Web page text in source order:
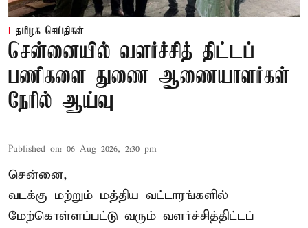
தமிழக செய்திகள்
சென்னையில் வளர்ச்சித் திட்டப்
பணிகளை துணை ஆணையாளர்கள்
நேரில் ஆய்வு
Published on: 06 Aug 2026, 2:30 pm
சென்னை,
வடக்கு மற்றும் மத்திய வட்டாரங்களில்
மேற்கொள்ளப்பட்டு வரும் வளர்ச்சித்திட்டப்